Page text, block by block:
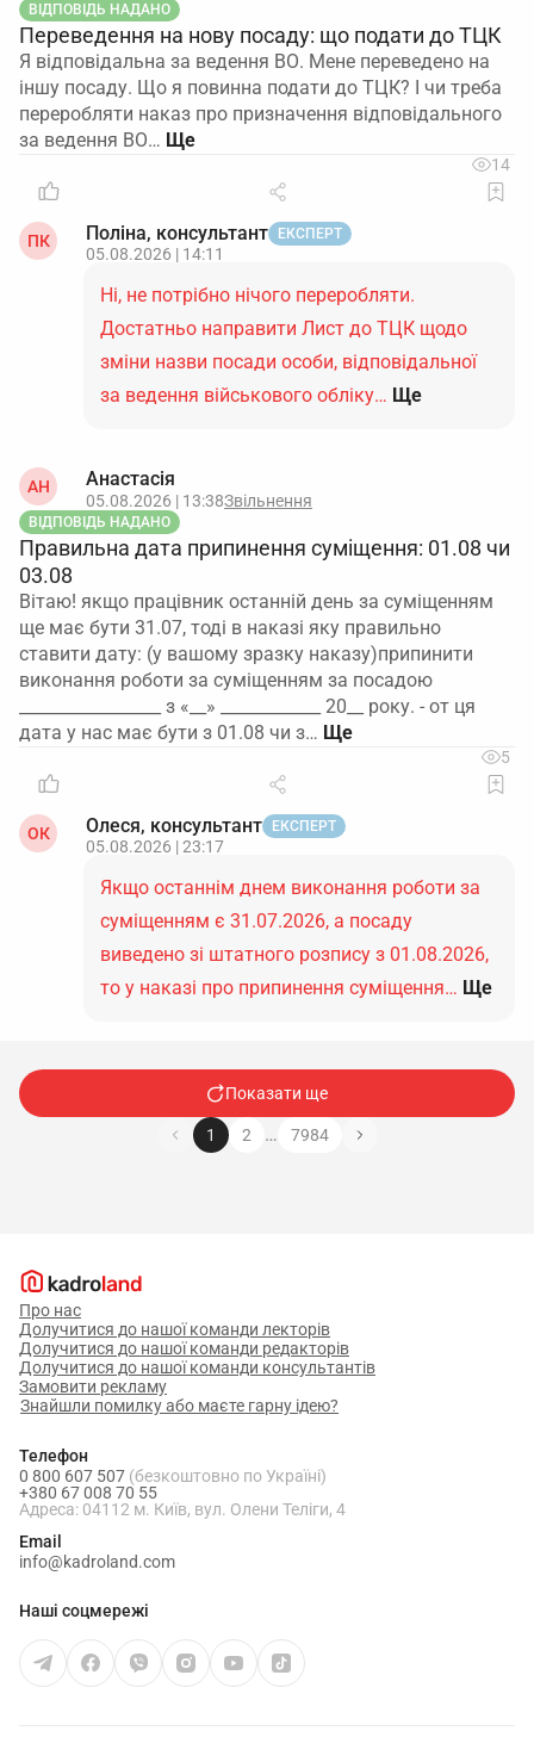
ВІДПОВІДЬ НАДАНО
Переведення на нову посаду: що подати до ТЦК
Я відповідальна за ведення ВО. Мене переведено на
іншу посаду. Що я повинна подати до ТЦК? І чи треба
переробляти наказ про призначення відповідального
за ведення ВО…
14
ПК Поліна, консультант ЕКСПЕРТ
05.08.2026 | 14:11
Ні, не потрібно нічого переробляти.
Достатньо направити Лист до ТЦК щодо
зміни назви посади особи, відповідальної
за ведення військового обліку… Ще
АН Анастасія
05.08.2026 | 13:38Звільнення
ВІДПОВІДЬ НАДАНО
Правильна дата припинення суміщення: 01.08 чи
03.08
Вітаю! якщо працівник останній день за суміщенням
ще має бути 31.07, тоді в наказі яку правильно
ставити дату: (у вашому зразку наказу)припинити
виконання роботи за суміщенням за посадою
_________________ з «__» ____________ 20__ року. - от ця
дата у нас має бути з 01.08 чи з…
5
ОК Олеся, консультант ЕКСПЕРТ
05.08.2026 | 23:17
Якщо останнім днем виконання роботи за
суміщенням є 31.07.2026, а посаду
виведено зі штатного розпису з 01.08.2026,
то у наказі про припинення суміщення… Ще
Показати ще
1 2 … 7984
Про нас
Долучитися до нашої команди лекторів
Долучитися до нашої команди редакторів
Долучитися до нашої команди консультантів
Замовити рекламу
Знайшли помилку або маєте гарну ідею?
Телефон
0 800 607 507 (безкоштовно по Україні)
+380 67 008 70 55
Адреса: 04112 м. Київ, вул. Олени Теліги, 4
Email
info@kadroland.com
Наші соцмережі